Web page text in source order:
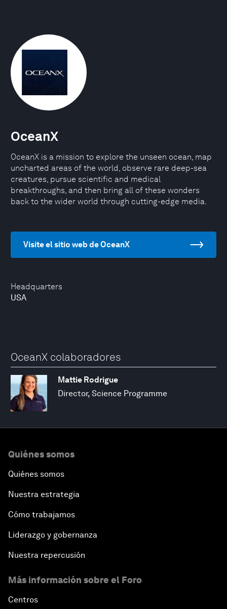
Headquarters
USA
OceanX
OceanX is a mission to explore the unseen ocean, map
uncharted areas of the world, observe rare deep-sea
creatures, pursue scientific and medical
breakthroughs, and then bring all of these wonders
back to the wider world through cutting-edge media.
Visite el sitio web de OceanX
OceanX colaboradores
Mattie Rodrigue
Director, Science Programme
Quiénes somos
Quiénes somos
Nuestra estrategia
Cómo trabajamos
Liderazgo y gobernanza
Nuestra repercusión
Más información sobre el Foro
Centros